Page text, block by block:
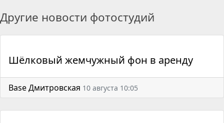
Другие новости фотостудий
Шёлковый жемчужный фон в аренду
Base Дмитровская 10 августа 10:05